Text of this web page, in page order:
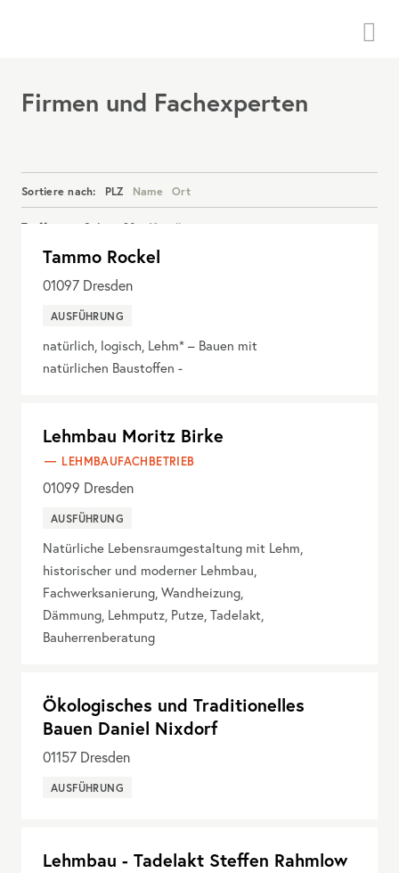
Firmen und Fachexperten
Sortiere nach: PLZ Name Ort
Treffer pro Seite: 20 40 alle
Details anzeigen
Tammo Rockel
01097 Dresden
AUSFÜHRUNG
natürlich, logisch, Lehm* – Bauen mit
natürlichen Baustoffen -
Lehmbau Moritz Birke
LEHMBAUFACHBETRIEB
01099 Dresden
AUSFÜHRUNG
Natürliche Lebensraumgestaltung mit Lehm,
historischer und moderner Lehmbau,
Fachwerksanierung, Wandheizung,
Dämmung, Lehmputz, Putze, Tadelakt,
Bauherrenberatung
Ökologisches und Traditionelles
Bauen Daniel Nixdorf
01157 Dresden
AUSFÜHRUNG
Lehmbau - Tadelakt Steffen Rahmlow